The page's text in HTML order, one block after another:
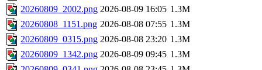
20260809_2002.png 2026-08-09 16:05 1.3M
20260808_1151.png 2026-08-08 07:55 1.3M
20260809_0315.png 2026-08-08 23:20 1.3M
20260809_1342.png 2026-08-09 09:45 1.3M